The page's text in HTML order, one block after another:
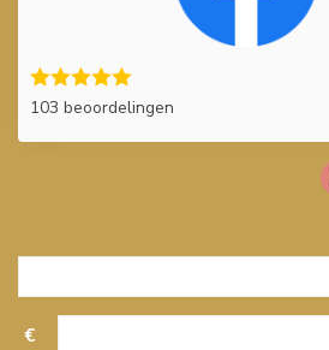
103 beoordelingen
€